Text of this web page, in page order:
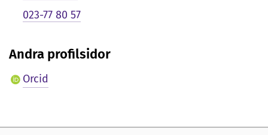
s
e
t
023-77 80 57
Andra profilsidor
Orcid